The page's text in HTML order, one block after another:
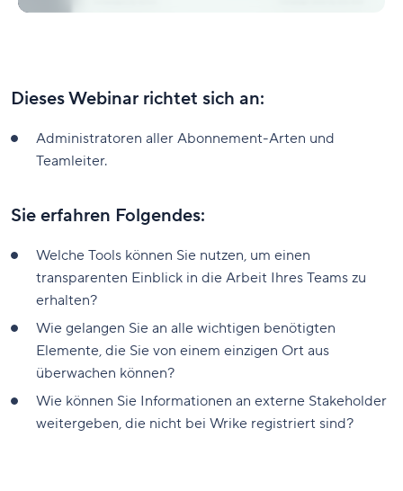
Dieses Webinar richtet sich an:
Administratoren aller Abonnement-Arten und
Teamleiter.
Sie erfahren Folgendes:
Welche Tools können Sie nutzen, um einen
transparenten Einblick in die Arbeit Ihres Teams zu
erhalten?
Wie gelangen Sie an alle wichtigen benötigten
Elemente, die Sie von einem einzigen Ort aus
überwachen können?
Wie können Sie Informationen an externe Stakeholder
weitergeben, die nicht bei Wrike registriert sind?